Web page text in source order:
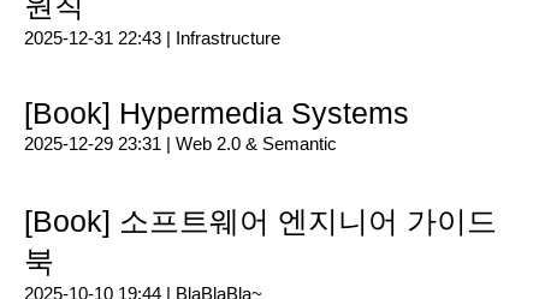
2025-12-31 22:43 | Infrastructure
[Book] Hypermedia Systems
2025-12-29 23:31 | Web 2.0 & Semantic
[Book] 소프트웨어 엔지니어 가이드
북
2025-10-10 19:44 | BlaBlaBla~